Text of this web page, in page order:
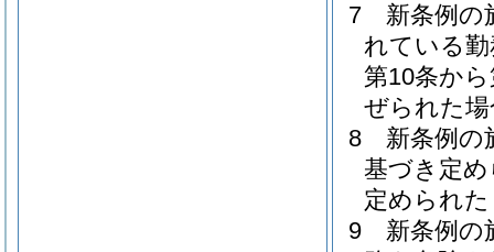
7
新条例の
れている
第10条か
ぜられた
8
新条例の
基づき定
定められ
9
新条例の